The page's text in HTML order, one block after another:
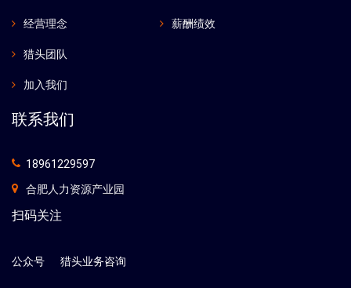
经营理念
猎头团队
加入我们
薪酬绩效
联系我们
18961229597
合肥人力资源产业园
扫码关注
公众号 猎头业务咨询